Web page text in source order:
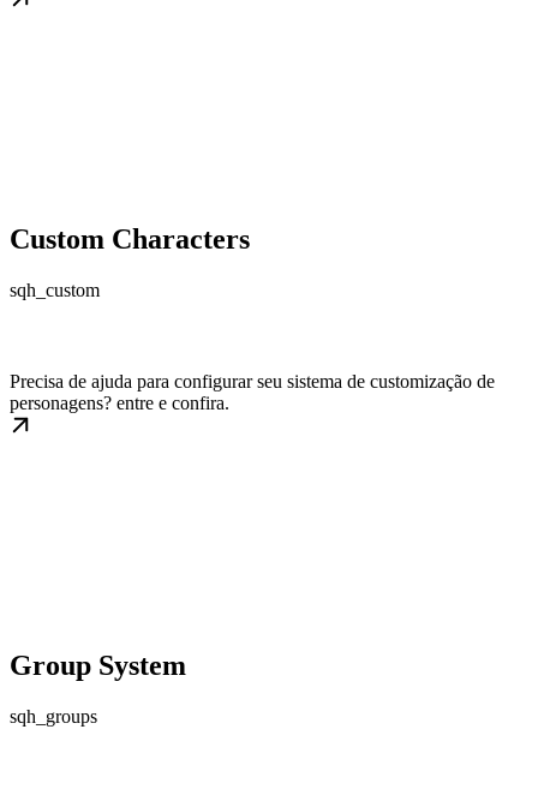
Custom Characters
sqh_custom
Precisa de ajuda para configurar seu sistema de customização de
personagens? entre e confira.
Group System
sqh_groups